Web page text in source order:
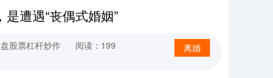
遭遇“丧偶式婚姻”
离婚
股票杠杆炒作
阅读：199